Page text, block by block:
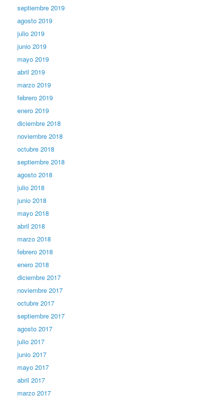
septiembre 2019
agosto 2019
julio 2019
junio 2019
mayo 2019
abril 2019
marzo 2019
febrero 2019
enero 2019
diciembre 2018
noviembre 2018
octubre 2018
septiembre 2018
agosto 2018
julio 2018
junio 2018
mayo 2018
abril 2018
marzo 2018
febrero 2018
enero 2018
diciembre 2017
noviembre 2017
octubre 2017
septiembre 2017
agosto 2017
julio 2017
junio 2017
mayo 2017
abril 2017
marzo 2017